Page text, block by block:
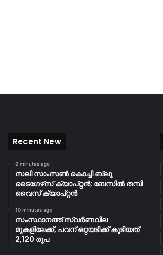
Recent New
9 minutes ago
സലി സാംസണ്‍ കൊച്ചി ബ്ലൂ
ടൈഗേഴ്‌സ് ക്യാപ്റ്റന്‍; ബേസില്‍ തമ്പി
വൈസ് ക്യാപ്റ്റന്‍
10 minutes ago
സംസ്ഥാനത്ത് സ്വർണവില
മുകളിലേക്ക്, പവന് ഒറ്റയടിക്ക് കൂടിയത്
2,120 രൂപ